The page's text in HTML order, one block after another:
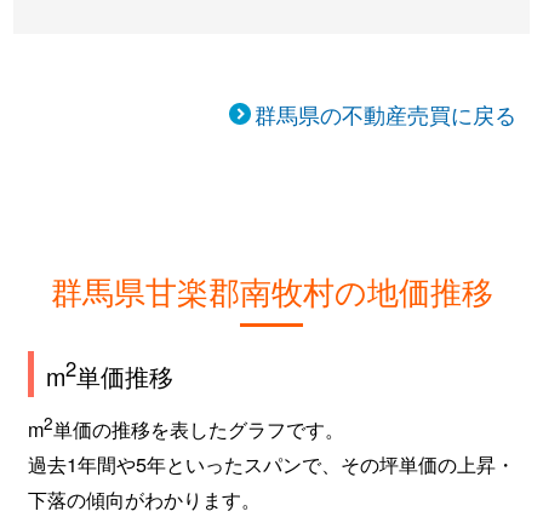
群馬県の不動産売買に戻る
群馬県甘楽郡南牧村の地価推移
m2単価推移
m2単価の推移を表したグラフです。
過去1年間や5年といったスパンで、その坪単価の上昇・
下落の傾向がわかります。